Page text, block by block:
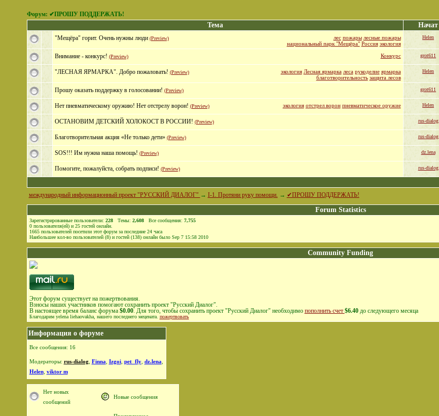
Форум: ✔ПРОШУ ПОДДЕРЖАТЬ!
Тема
Начат
"Мещёра" горит. Очень нужны люди лес пожары лесные пожары
национальный парк "Мещёра" Россия экология
(Preview) Helen
Внимание - конкурс! Конкурс
(Preview) grot611
"ЛЕСНАЯ ЯРМАРКА". Добро пожаловать! экология Лесная ярмарка леса рукоделие ярмарка
благотворительность защита лесов
(Preview) Helen
Прошу оказать поддержку в голосовании! (Preview) grot611
Нет пневматическому оружию! Нет отстрелу ворон! экология отстрел ворон пневматическое оружие
(Preview) Helen
ОСТАНОВИМ ДЕТСКИЙ ХОЛОКОСТ В РОССИИ! (Preview) rus-dialog
Благотворительная акция «Не только дети» (Preview) rus-dialog
SOS!!! Им нужна наша помощь! (Preview) dz.lena
Помогите, пожалуйста, собрать подписи! (Preview) rus-dialog
международный информационный проект "РУССКИЙ ДИАЛОГ" → I-1. Протяни руку помощи. → ✔ПРОШУ ПОДДЕРЖАТЬ!
Forum Statistics
Зарегистрированные пользователи: 228Темы: 2,608Все сообщения: 7,755
0пользователя(ей) и 25гостей онлайн.
1665пользователей посетили этот форум за последние 24 часа
Наибольшее кол-во пользователей (8) и гостей (138) онлайн было Sep 7 15:58 2010
Community Funding
Этот форум существует на пожертвования.
Взносы наших участников помогают сохранить проект "Русский Диалог".
В настоящее время баланс форума $0.00. Для того, чтобы сохранить проект "Русский Диалог" необходимо пополнить счет $6.40до следующего месяца
Благодарим yelena liehaovakha, нашего последнего мецената. пожертвовать
Информация о форуме
Все сообщения: 16
Модераторы: rus-dialog Finna Izgoi, pet_fly, dz.lena
Helen, viktor m
Нет новых
сообщений
Новые сообщения